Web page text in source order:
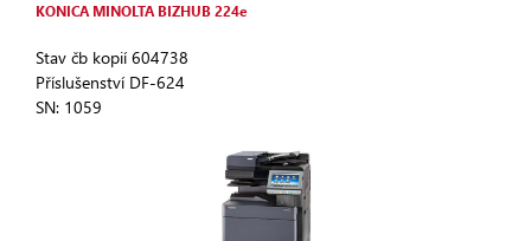
KONICA MINOLTA BIZHUB 224e
Stav čb kopií 604738
Příslušenství DF-624
SN: 1059